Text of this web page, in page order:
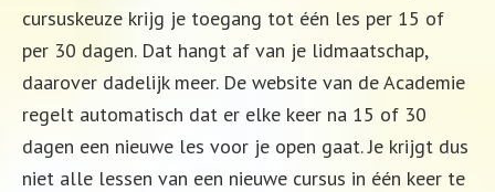
cursuskeuze krijg je toegang tot één les per 15 of
per 30 dagen. Dat hangt af van je lidmaatschap,
daarover dadelijk meer. De website van de Academie
regelt automatisch dat er elke keer na 15 of 30
dagen een nieuwe les voor je open gaat. Je krijgt dus
niet alle lessen van een nieuwe cursus in één keer te